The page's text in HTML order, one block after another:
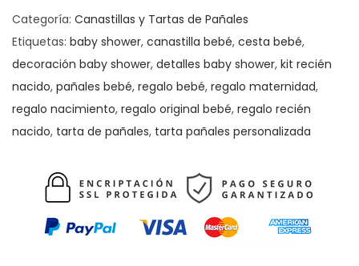
r
t
a
d
e
P
ñ
l
e
Categoría: Canastillas y Tartas de Pañales
Etiquetas: baby shower, canastilla bebé, cesta bebé,
decoración baby shower, detalles baby shower, kit recién
nacido, pañales bebé, regalo bebé, regalo maternidad,
regalo nacimiento, regalo original bebé, regalo recién
nacido, tarta de pañales, tarta pañales personalizada